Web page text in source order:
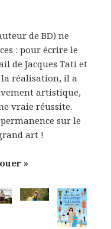
de BD) ne
: pour écrire le
de Jacques Tati et
la réalisation, il a
artistique,
vraie réussite.
sur le
art !
»